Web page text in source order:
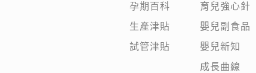
孕期百科
生產津貼
試管津貼
育兒強心針
嬰兒副食品
嬰兒新知
成長曲線